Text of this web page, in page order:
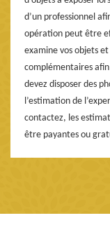
d’un professionnel
opération peut être
examine vos objets
complémentaires afin
devez disposer des
l’estimation de
contactez, les
être payantes ou